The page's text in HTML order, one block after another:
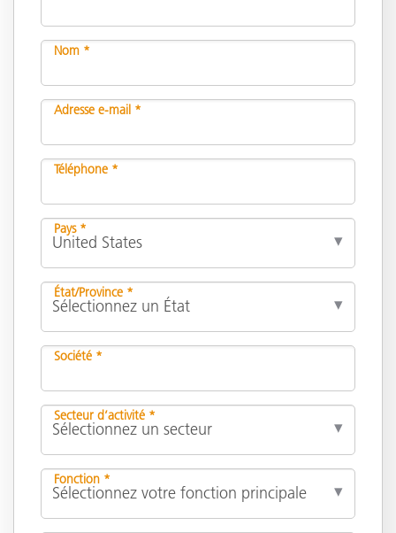
Nom *
Adresse e-mail *
Téléphone *
Pays *
État/Province *
Société *
Secteur d’activité *
Fonction *